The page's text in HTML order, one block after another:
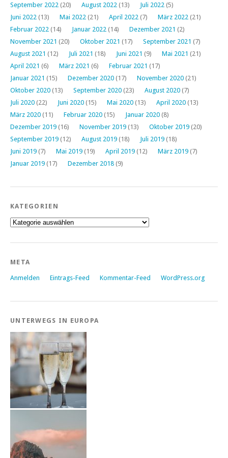
September 2022 (20) August 2022 (13) Juli 2022 (5)
Juni 2022 (13) Mai 2022 (21) April 2022 (7) März 2022 (21)
Februar 2022 (14) Januar 2022 (14) Dezember 2021 (2)
November 2021 (20) Oktober 2021 (17) September 2021 (7)
August 2021 (12) Juli 2021 (18) Juni 2021 (9) Mai 2021 (21)
April 2021 (6) März 2021 (6) Februar 2021 (17)
Januar 2021 (15) Dezember 2020 (17) November 2020 (21)
Oktober 2020 (13) September 2020 (23) August 2020 (7)
Juli 2020 (22) Juni 2020 (15) Mai 2020 (13) April 2020 (13)
März 2020 (11) Februar 2020 (15) Januar 2020 (8)
Dezember 2019 (16) November 2019 (13) Oktober 2019 (20)
September 2019 (12) August 2019 (18) Juli 2019 (18)
Juni 2019 (7) Mai 2019 (19) April 2019 (12) März 2019 (7)
Januar 2019 (17) Dezember 2018 (9)
KATEGORIEN
Kategorien
META
Anmelden Eintrags-Feed Kommentar-Feed WordPress.org
UNTERWEGS IN EUROPA